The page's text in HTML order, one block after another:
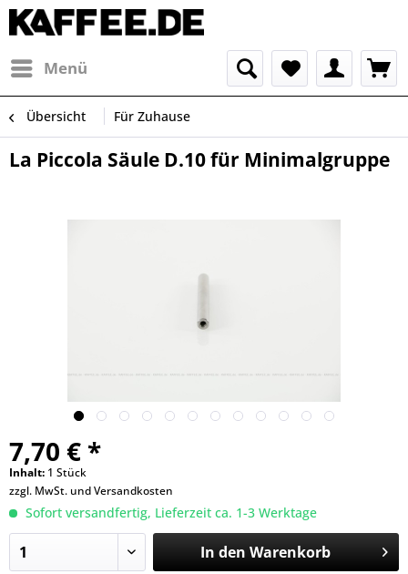
Menü
Übersicht Für Zuhause
La Piccola Säule D.10 für Minimalgruppe
7,70 € *
Inhalt: 1 Stück
zzgl. MwSt. undVersandkosten
Sofort versandfertig, Lieferzeit ca. 1-3 Werktage
In den Warenkorb